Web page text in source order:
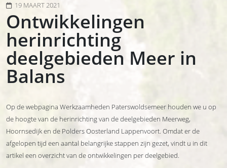
19 MAART 2021
Ontwikkelingen
herinrichting
deelgebieden Meer in
Balans
Op de webpagina Werkzaamheden Paterswoldsemeer houden we u op
de hoogte van de herinrichting van de deelgebieden Meerweg,
Hoornsedijk en de Polders Oosterland Lappenvoort. Omdat er de
afgelopen tijd een aantal belangrijke stappen zijn gezet, vindt u in dit
artikel een overzicht van de ontwikkelingen per deelgebied.